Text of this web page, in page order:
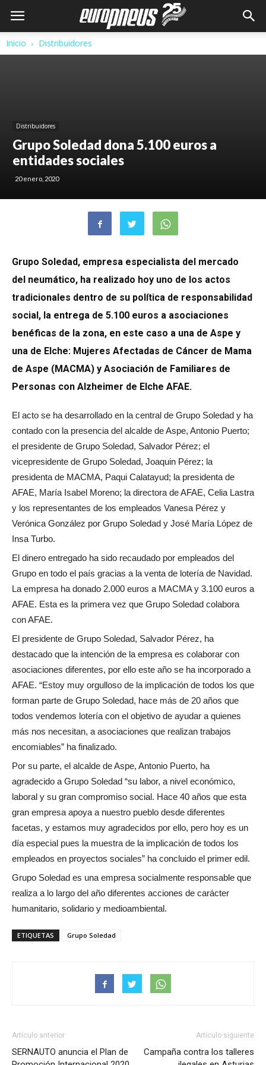
Inicio Distribuidores
Distribuidores
Grupo Soledad dona 5.100 euros a
entidades sociales
20 enero, 2020
Grupo Soledad, empresa especialista del mercado
del neumático, ha realizado hoy uno de los actos
tradicionales dentro de su política de responsabilidad
social, la entrega de 5.100 euros a asociaciones
benéficas de la zona, en este caso a una de Aspe y
una de Elche: Mujeres Afectadas de Cáncer de Mama
de Aspe (MACMA) y Asociación de Familiares de
Personas con Alzheimer de Elche AFAE.
El acto se ha desarrollado en la central de Grupo Soledad y ha
contado con la presencia del alcalde de Aspe, Antonio Puerto;
el presidente de Grupo Soledad, Salvador Pérez; el
vicepresidente de Grupo Soledad, Joaquin Pérez; la
presidenta de MACMA, Paqui Calatayud; la presidenta de
AFAE, María Isabel Moreno; la directora de AFAE, Celia Lastra
y los representantes de los empleados Vanesa Pérez y
Verónica González por Grupo Soledad y José María López de
Insa Turbo.
El dinero entregado ha sido recaudado por empleados del
Grupo en todo el país gracias a la venta de lotería de Navidad.
La empresa ha donado 2.000 euros a MACMA y 3.100 euros a
AFAE. Esta es la primera vez que Grupo Soledad colabora
con AFAE.
El presidente de Grupo Soledad, Salvador Pérez, ha
destacado que la intención de la empresa es colaborar con
asociaciones diferentes, por ello este año se ha incorporado a
AFAE. “Estoy muy orgulloso de la implicación de todos los que
forman parte de Grupo Soledad, hace más de 20 años que
todos vendemos lotería con el objetivo de ayudar a quienes
más nos necesitan, a asociaciones que realizan trabajos
encomiables” ha finalizado.
Por su parte, el alcalde de Aspe, Antonio Puerto, ha
agradecido a Grupo Soledad “su labor, a nivel económico,
laboral y su gran compromiso social. Hace 40 años que esta
gran empresa apoya a nuestro pueblo desde diferentes
facetas, y estamos muy agradecidos por ello, pero hoy es un
día especial pues la muestra de la implicación de todos los
empleados en proyectos sociales” ha concluido el primer edil.
Grupo Soledad es una empresa socialmente responsable que
realiza a lo largo del año diferentes acciones de carácter
humanitario, solidario y medioambiental.
ETIQUETAS Grupo Soledad
Artículo anterior
SERNAUTO anuncia el Plan de
Artículo siguiente
Campaña contra los talleres